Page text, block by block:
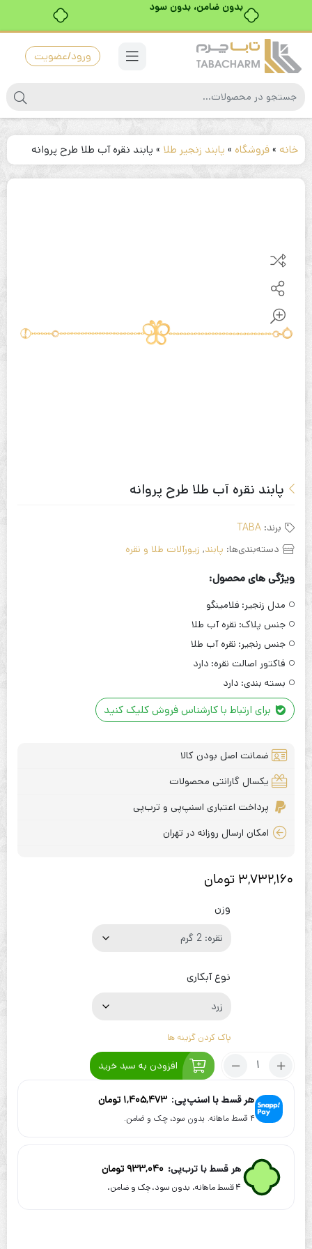
بدون ضامن، بدون سود
ورود/عضویت
خانه »فروشگاه » پابند زنجیر طلا » پابند نقره آب طلا طرح پروانه
پابند نقره آب طلا طرح پروانه
برند: TABA
دسته‌بندی‌ها: پابند, زیورآلات طلا و نقره
ویژگی های محصول:
مدل زنجیر: فلامینگو
جنس پلاک: نقره آب طلا
جنس رنجیر: نقره آب طلا
فاکتور اصالت نقره: دارد
بسته بندی: دارد
برای ارتباط با کارشناس فروش کلیک کنید
ضمانت اصل بودن کالا
یکسال گارانتی محصولات
پرداخت اعتباری اسنپ‌پی و ترب‌پی
امکان ارسال روزانه در تهران
3,732,160 تومان
وزن
نوع آبکاری
پاک کردن گزینه ها
تعداد:
آب
طلا
افزودن به سبد خرید
هر قسط با اسنپ‌پی: 1,405,473 تومان
۴ قسط ماهانه. بدون سود، چک و ضامن.
هر قسط با ترب‌پی: 933,040تومان
۴ قسط ماهانه. بدون سود، چک و ضامن.